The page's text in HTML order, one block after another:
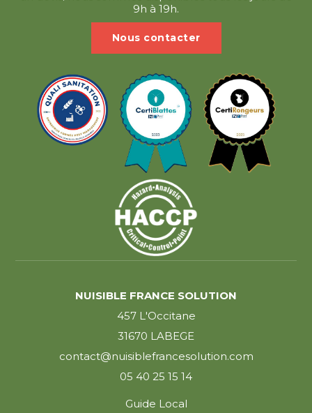
9h à 19h.
Nous contacter
NUISIBLE FRANCE SOLUTION
457 L'Occitane
31670 LABEGE
contact@nuisiblefrancesolution.com
05 40 25 15 14
Guide Local